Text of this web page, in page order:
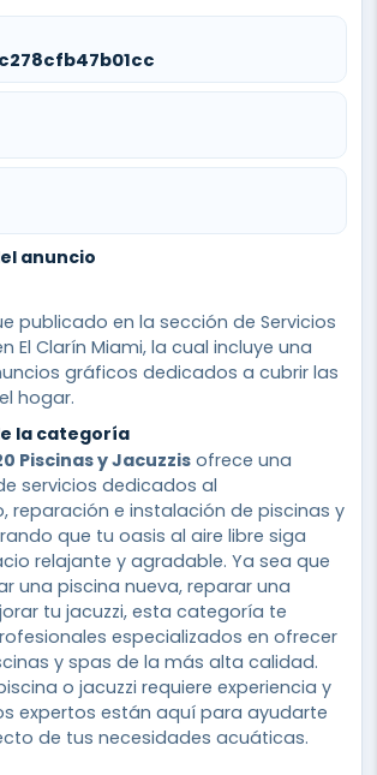
anuncio
publicado en la sección de Servicios
El Clarín Miami, la cual incluye una
gráficos dedicados a cubrir las
hogar.
la categoría
Piscinas y Jacuzzis ofrece una
servicios dedicados al
reparación e instalación de piscinas y
que tu oasis al aire libre siga
relajante y agradable. Ya sea que
una piscina nueva, reparar una
tu jacuzzi, esta categoría te
especializados en ofrecer
y spas de la más alta calidad.
o jacuzzi requiere experiencia y
expertos están aquí para ayudarte
de tus necesidades acuáticas.